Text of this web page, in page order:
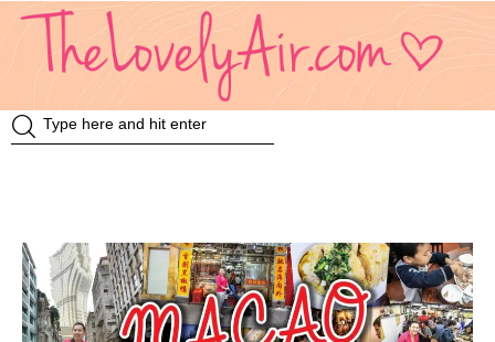
Knowledge
Insurance